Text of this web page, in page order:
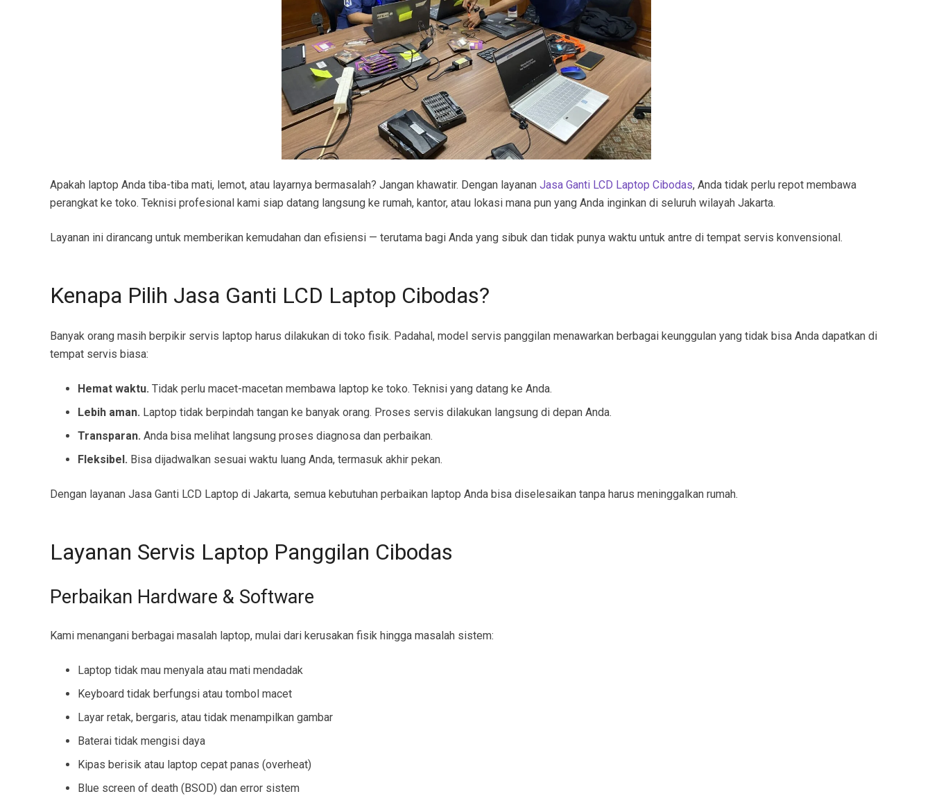
Apakah laptop Anda tiba-tiba mati, lemot, atau layarnya bermasalah? Jangan khawatir. Dengan layanan Jasa Ganti LCD Laptop Cibodas, Anda tidak perlu repot membawa
perangkat ke toko. Teknisi profesional kami siap datang langsung ke rumah, kantor, atau lokasi mana pun yang Anda inginkan di seluruh wilayah Jakarta.
Layanan ini dirancang untuk memberikan kemudahan dan efisiensi — terutama bagi Anda yang sibuk dan tidak punya waktu untuk antre di tempat servis konvensional.
Kenapa Pilih Jasa Ganti LCD Laptop Cibodas?
Banyak orang masih berpikir servis laptop harus dilakukan di toko fisik. Padahal, model servis panggilan menawarkan berbagai keunggulan yang tidak bisa Anda dapatkan di
tempat servis biasa:
Hemat waktu. Tidak perlu macet-macetan membawa laptop ke toko. Teknisi yang datang ke Anda.
Lebih aman. Laptop tidak berpindah tangan ke banyak orang. Proses servis dilakukan langsung di depan Anda.
Transparan. Anda bisa melihat langsung proses diagnosa dan perbaikan.
Fleksibel. Bisa dijadwalkan sesuai waktu luang Anda, termasuk akhir pekan.
Dengan layanan Jasa Ganti LCD Laptop di Jakarta, semua kebutuhan perbaikan laptop Anda bisa diselesaikan tanpa harus meninggalkan rumah.
Layanan Servis Laptop Panggilan Cibodas
Perbaikan Hardware & Software
Kami menangani berbagai masalah laptop, mulai dari kerusakan fisik hingga masalah sistem:
Laptop tidak mau menyala atau mati mendadak
Keyboard tidak berfungsi atau tombol macet
Layar retak, bergaris, atau tidak menampilkan gambar
Baterai tidak mengisi daya
Kipas berisik atau laptop cepat panas (overheat)
Blue screen of death (BSOD) dan error sistem